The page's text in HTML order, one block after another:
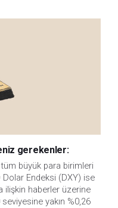
gerekenler:
büyük para birimleri
Dolar Endeksi (DXY) ise
ilişkin haberler üzerine
yakın %0,26